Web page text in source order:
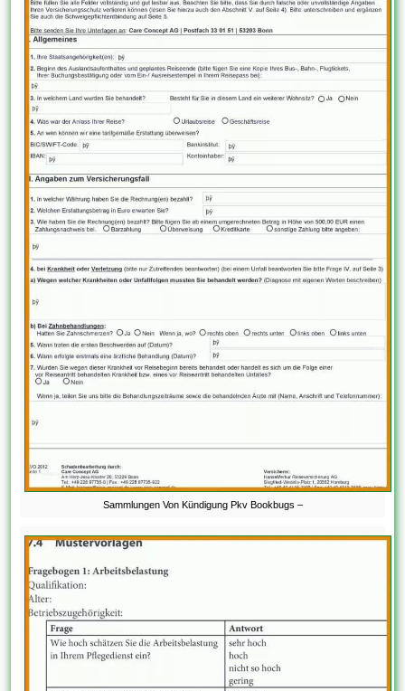
Sammlungen Von Kündigung Pkv Bookbugs –